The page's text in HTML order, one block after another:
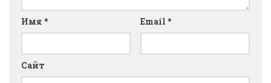
Имя * Email *
Сайт